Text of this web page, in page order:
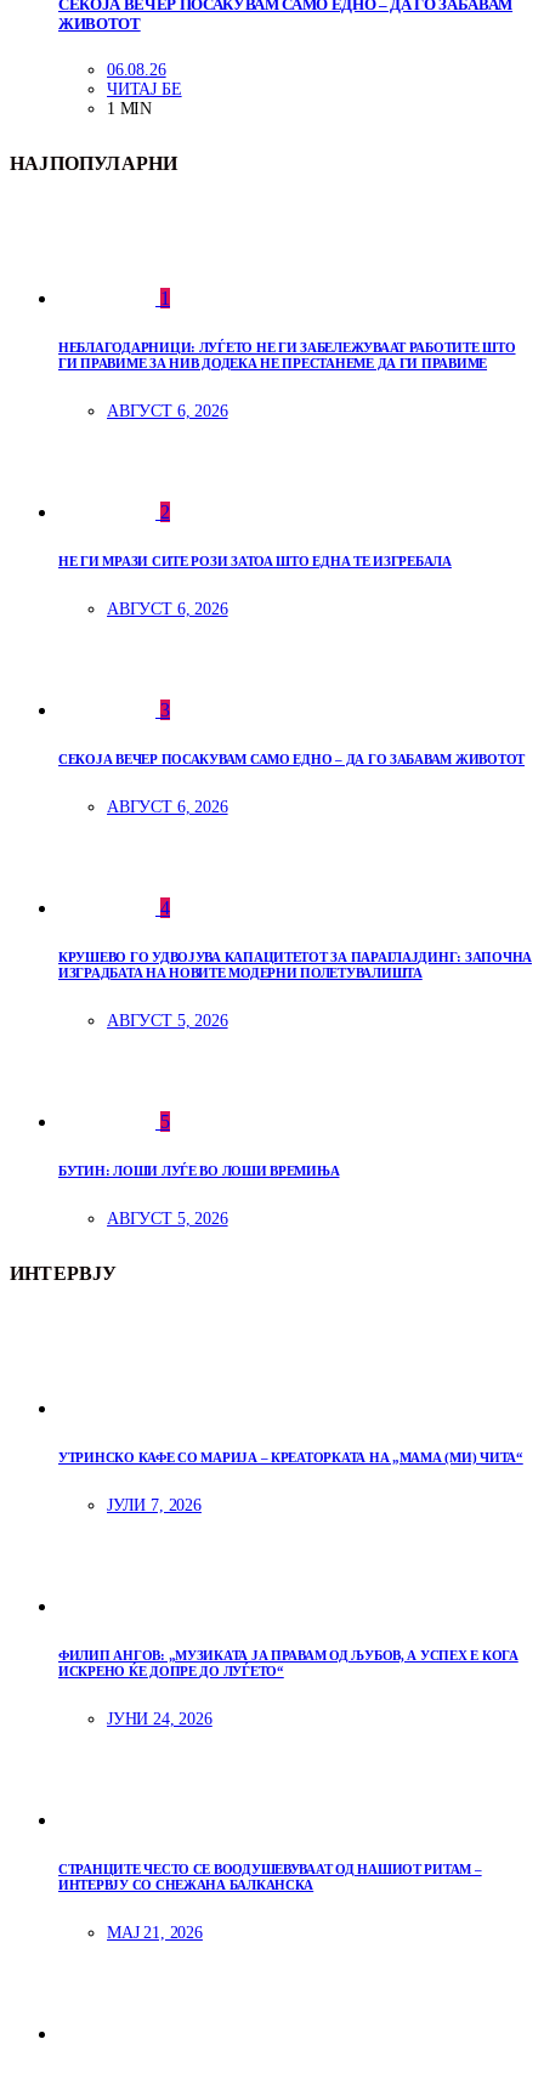
СЕКОЈА ВЕЧЕР ПОСАКУВАМ САМО ЕДНО – ДА ГО ЗАБАВАМ
ЖИВОТОТ
06.08.26
ЧИТАЈ БЕ
1 MIN
НАЈПОПУЛАРНИ
1
НЕБЛАГОДАРНИЦИ: ЛУЃЕТО НЕ ГИ ЗАБЕЛЕЖУВААТ РАБОТИТЕ ШТО
ГИ ПРАВИМЕ ЗА НИВ ДОДЕКА НЕ ПРЕСТАНЕМЕ ДА ГИ ПРАВИМЕ
АВГУСТ 6, 2026
2
НЕ ГИ МРАЗИ СИТЕ РОЗИ ЗАТОА ШТО ЕДНА ТЕ ИЗГРЕБАЛА
АВГУСТ 6, 2026
3
СЕКОЈА ВЕЧЕР ПОСАКУВАМ САМО ЕДНО – ДА ГО ЗАБАВАМ ЖИВОТОТ
АВГУСТ 6, 2026
4
КРУШЕВО ГО УДВОЈУВА КАПАЦИТЕТОТ ЗА ПАРАГЛАЈДИНГ: ЗАПОЧНА
ИЗГРАДБАТА НА НОВИТЕ МОДЕРНИ ПОЛЕТУВАЛИШТА
АВГУСТ 5, 2026
5
БУТИН: ЛОШИ ЛУЃЕ ВО ЛОШИ ВРЕМИЊА
АВГУСТ 5, 2026
ИНТЕРВЈУ
УТРИНСКО КАФЕ СО МАРИЈА – КРЕАТОРКАТА НА „МАМА (МИ) ЧИТА“
ЈУЛИ 7, 2026
ФИЛИП АНГОВ: „МУЗИКАТА ЈА ПРАВАМ ОД ЉУБОВ, А УСПЕХ Е КОГА
ИСКРЕНО ЌЕ ДОПРЕ ДО ЛУЃЕТО“
ЈУНИ 24, 2026
СТРАНЦИТЕ ЧЕСТО СЕ ВООДУШЕВУВААТ ОД НАШИОТ РИТАМ –
ИНТЕРВЈУ СО СНЕЖАНА БАЛКАНСКА
МАЈ 21, 2026